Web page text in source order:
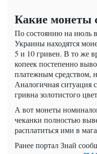
Какие монеты
По состоянию на июль
Украины находятся
5 и 10 гривен. В то же
копеек постепенно
платежным средством,
Аналогичная ситуация
гривна золотистого
А вот монеты
чеканки полностью
расплатиться ими в
Ранее портал Знай